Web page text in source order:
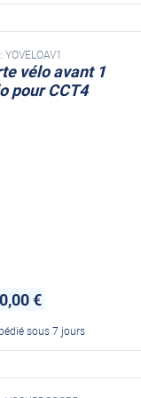
YOVELOAV1
vélo avant 1
pour CCT4
€
sous 7 jours